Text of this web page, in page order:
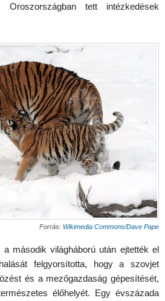
Oroszországban tett intézkedések
Forrás: Wikimedia Commons/Dave Pape
a második világháború után ejtették el
felgyorsította, hogy a szovjet
és a mezőgazdaság gépesítését,
élőhelyét. Egy évszázada